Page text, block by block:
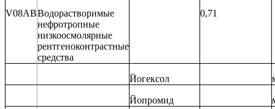
V08ABВодорастворимые
нефротропные
низкоосмолярные
рентгеноконтрастные
средства
0,71
Йогексол
Йопромид